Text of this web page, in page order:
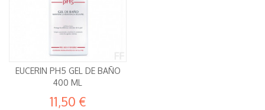
EUCERIN PH5 GEL DE BAÑO
400 ML
11,50 €